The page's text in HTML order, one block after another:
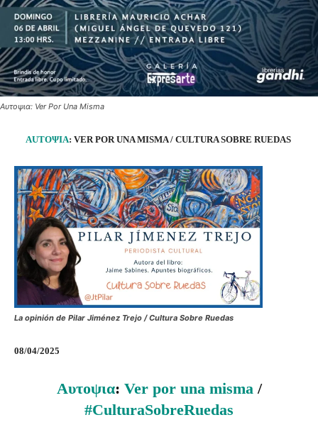
Αυτοψια: Ver Por Una Misma
ΑUTOΨIA: VER POR UNA MISMA / CULTURA SOBRE RUEDAS
La opinión de Pilar Jiménez Trejo / Cultura Sobre Ruedas
08/04/2025
Αυτοψια: Ver por una misma/
#CulturaSobreRuedas